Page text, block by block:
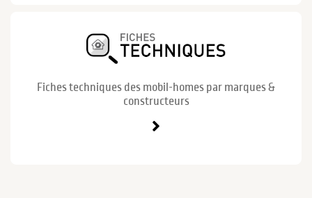
Fiches techniques des mobil-homes par marques &
constructeurs